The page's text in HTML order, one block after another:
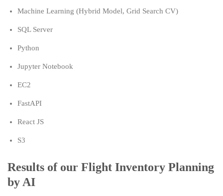
Machine Learning (Hybrid Model, Grid Search CV)
SQL Server
Python
Jupyter Notebook
EC2
FastAPI
React JS
S3
Results of our Flight Inventory Planning
by AI